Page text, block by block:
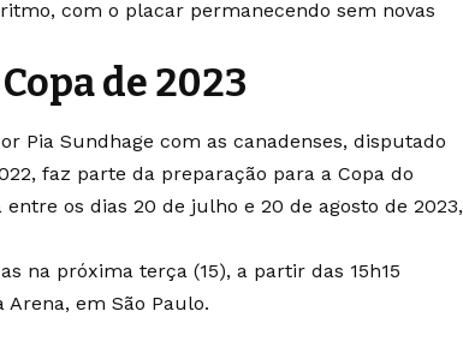
com o placar permanecendo sem novas
de 2023
Pia Sundhage com as canadenses, disputado
faz parte da preparação para a Copa do
os dias 20 de julho e 20 de agosto de 2023,
na próxima terça (15), a partir das 15h15
em São Paulo.